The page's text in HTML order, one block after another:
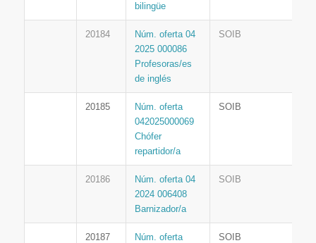
bilingüe
20184
Núm. oferta 04
2025 000086
Profesoras/es
de inglés
SOIB
20185
Núm. oferta
042025000069
Chófer
repartidor/a
SOIB
20186
Núm. oferta 04
2024 006408
Barnizador/a
SOIB
20187
Núm. oferta
SOIB